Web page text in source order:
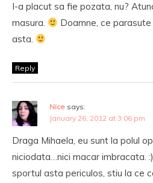
I-a placut sa fie pozata, nu?
masura.
Doamne, ce
asta.
Reply
Nice says:
January 26, 2012 at 3:06 pm
Draga Mihaela, eu sunt la polul
niciodata…nici macar imbracata.
sportul asta periculos, stiu la ce